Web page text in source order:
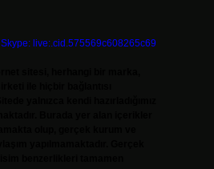
Skype: live:.cid.575569c608265c69